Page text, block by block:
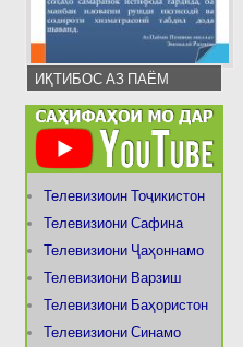
ИҚТИБОС АЗ ПАЁМ
Телевизиоин Тоҷикистон
Телевизиони Сафина
Телевизиони Ҷаҳоннамо
Телевизиони Варзиш
Телевизиони Баҳористон
Телевизиони Синамо